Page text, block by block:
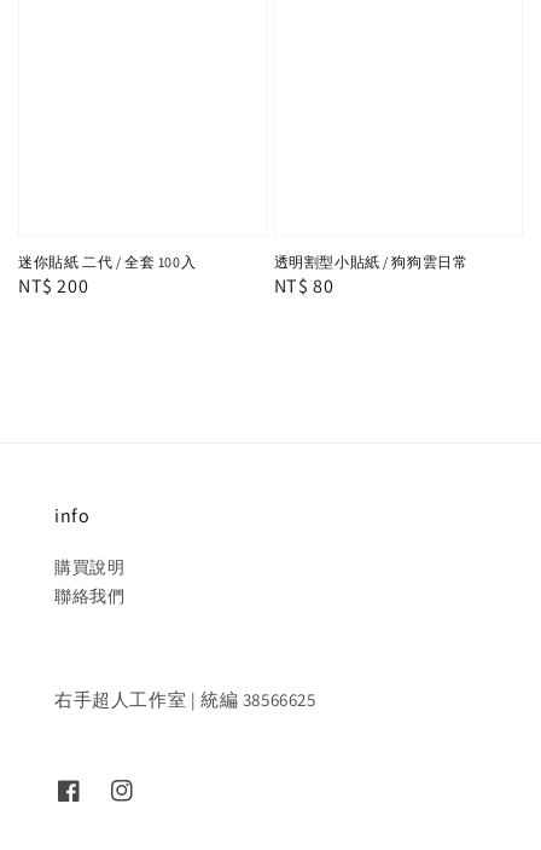
迷你貼紙 二代 / 全套 100入
Regular
NT$ 200
透明割型小貼紙 / 狗狗雲日常
Regular
NT$ 80
info
購買說明
聯絡我們
右手超人工作室 | 統編 38566625